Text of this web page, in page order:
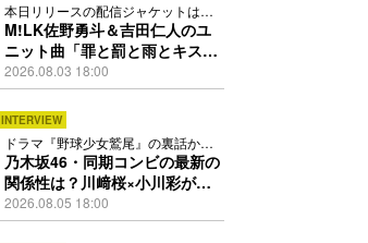
本日リリースの配信ジャケットは
PEACH-PITが描き下ろし
M!LK佐野勇斗＆吉田仁人のユ
ニット曲「罪と罰と雨とキス」
MV公開、2人が霧雨と共に舞い
踊る
2026.08.03 18:00
INTERVIEW
ドラマ『野球少女鷲尾』の裏話から
隠れた素顔にたっぷり迫る
乃木坂46・同期コンビの最新の
関係性は？川﨑桜×小川彩が明
かす互いの推しポイント
2026.08.05 18:00